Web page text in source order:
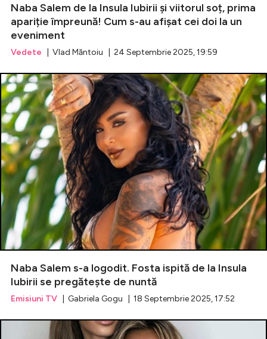
Naba Salem de la Insula Iubirii și viitorul soț, prima
apariție împreună! Cum s-au afișat cei doi la un
eveniment
Vedete | Vlad Măntoiu | 24 Septembrie 2025, 19:59
Naba Salem s-a logodit. Fosta ispită de la Insula
Iubirii se pregătește de nuntă
Emisiuni TV | Gabriela Gogu | 18 Septembrie 2025, 17:52